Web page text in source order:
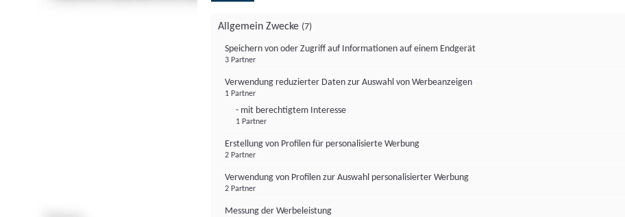
Allgemein Zwecke (7)
Speichern von oder Zugriff auf Informationen auf einem Endgerät
3 Partner
Verwendung reduzierter Daten zur Auswahl von Werbeanzeigen
1 Partner
- mit berechtigtem Interesse
1 Partner
Erstellung von Profilen für personalisierte Werbung
2 Partner
Verwendung von Profilen zur Auswahl personalisierter Werbung
2 Partner
Messung der Werbeleistung